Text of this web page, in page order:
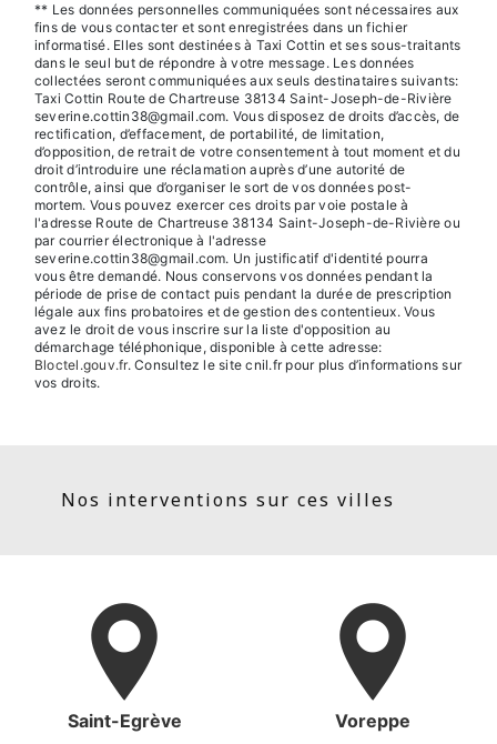
** Les données personnelles communiquées sont nécessaires aux
fins de vous contacter et sont enregistrées dans un fichier
informatisé. Elles sont destinées à Taxi Cottin et ses sous-traitants
dans le seul but de répondre à votre message. Les données
collectées seront communiquées aux seuls destinataires suivants:
Taxi Cottin Route de Chartreuse 38134 Saint-Joseph-de-Rivière
severine.cottin38@gmail.com. Vous disposez de droits d’accès, de
rectification, d’effacement, de portabilité, de limitation,
d’opposition, de retrait de votre consentement à tout moment et du
droit d’introduire une réclamation auprès d’une autorité de
contrôle, ainsi que d’organiser le sort de vos données post-
mortem. Vous pouvez exercer ces droits par voie postale à
l'adresse Route de Chartreuse 38134 Saint-Joseph-de-Rivière ou
par courrier électronique à l'adresse
severine.cottin38@gmail.com. Un justificatif d'identité pourra
vous être demandé. Nous conservons vos données pendant la
période de prise de contact puis pendant la durée de prescription
légale aux fins probatoires et de gestion des contentieux. Vous
avez le droit de vous inscrire sur la liste d'opposition au
démarchage téléphonique, disponible à cette adresse:
Bloctel.gouv.fr. Consultez le site cnil.fr pour plus d’informations sur
vos droits.
Nos interventions sur ces villes
Saint-Egrève Voreppe